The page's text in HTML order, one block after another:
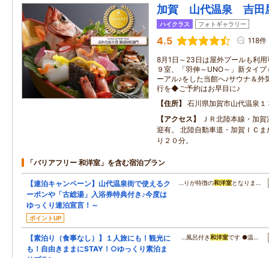
加賀 山代温泉 吉田
ハイクラス フォトギャラリー
4.5 118件
8月1日～23日は屋外プールも利
９室、「羽伸～UNO～」新タイ
ーアル♪をした当館へ♪サウナ＆外
行を◆ご予約はお早目に♪
住所
石川県加賀市山代温泉１
アクセス
ＪＲ北陸本線・加
迎有。 北陸自動車道・加賀ＩＣ
り２０分。
「バリアフリー 和洋室」を含む宿泊プラン
【連泊キャンペーン】山代温泉街で使えるク
ーポンや「古総湯」入浴券特典付き♪今度は
ゆっくり連泊宣言！～
ポイントUP
…りが特徴の和洋室となりま…
【素泊り（食事なし）】１人旅にも！観光に
も！自由きままにSTAY！○ゆっくり素泊ま
…風呂付き和洋室です ●温…